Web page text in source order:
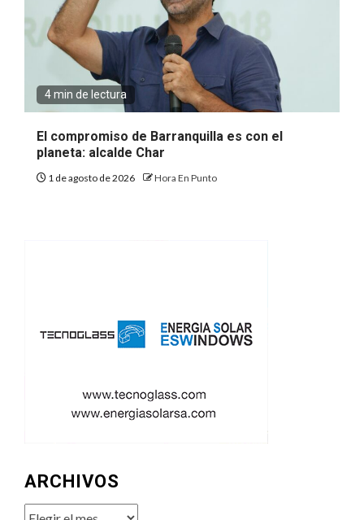
4 min de lectura
El compromiso de Barranquilla es con el
planeta: alcalde Char
1 de agosto de 2026 Hora En Punto
ARCHIVOS
Archivos